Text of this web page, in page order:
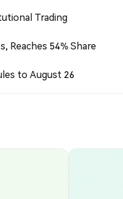
Trading
Reaches 54% Share
to August 26